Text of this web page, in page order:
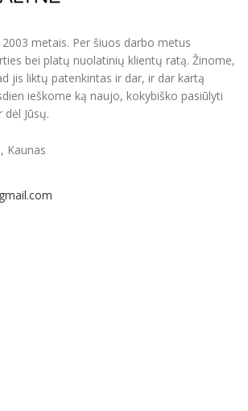
su
tipo
dovanoti.
pusę iki 40
panašių
Nedažo, nesiburbuliuoja, spec.
technologijos dėka mažai glamžosi.
Supakuotas į praktišką maišelį su
užtrauktuku, kurį jūsų vaikas galės ir
metais. Per šiuos darbo metus
bei platų nuolatinių klientų ratą. Žinome,
jis liktų patenkintas ir dar, ir dar kartą
ieškome ką naujo, kokybiško pasiūlyti
dėl Jūsų.
Kaunas